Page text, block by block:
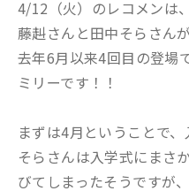
4/12（火）のレコメンは
藤赳さんと田中そらさん
去年6月以来4回目の登場
ミリーです！！
まずは4月ということで、
そらさんは入学式にまさ
びてしまったそうですが